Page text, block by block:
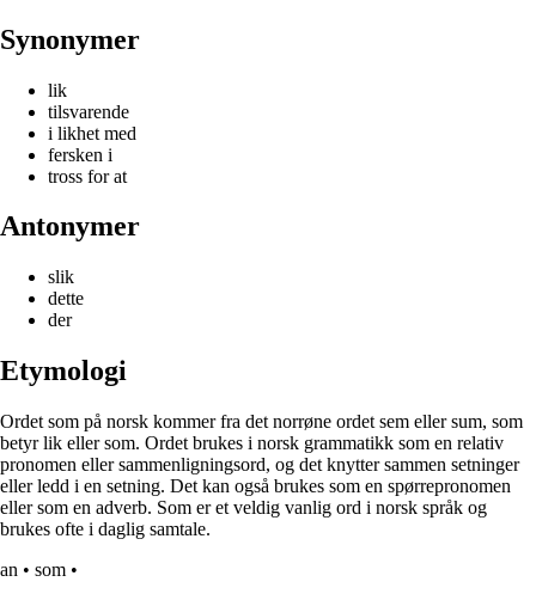
Synonymer
lik
tilsvarende
i likhet med
fersken i
tross for at
Antonymer
slik
dette
der
Etymologi
Ordet som på norsk kommer fra det norrøne ordet sem eller sum, som
betyr lik eller som. Ordet brukes i norsk grammatikk som en relativ
pronomen eller sammenligningsord, og det knytter sammen setninger
eller ledd i en setning. Det kan også brukes som en spørrepronomen
eller som en adverb. Som er et veldig vanlig ord i norsk språk og
brukes ofte i daglig samtale.
an • som •